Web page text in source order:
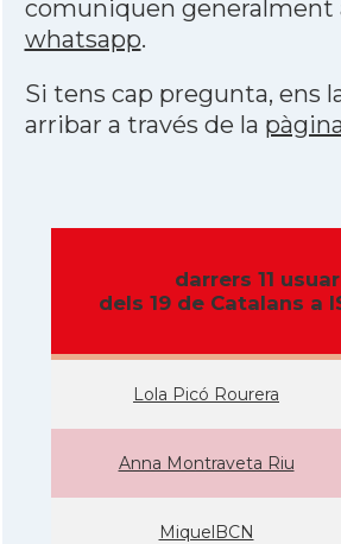
comuniquen generalment
whatsapp.
Si tens cap pregunta, ens
arribar a través de la
darrers 11
dels 19 de Catalans a
Lola Picó Rourera
Anna Montraveta Riu
MiquelBCN